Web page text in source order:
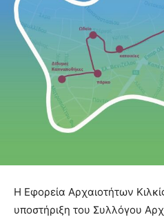
Η Εφορεία Αρχαιοτήτων
υποστήριξη του Συλλόγου